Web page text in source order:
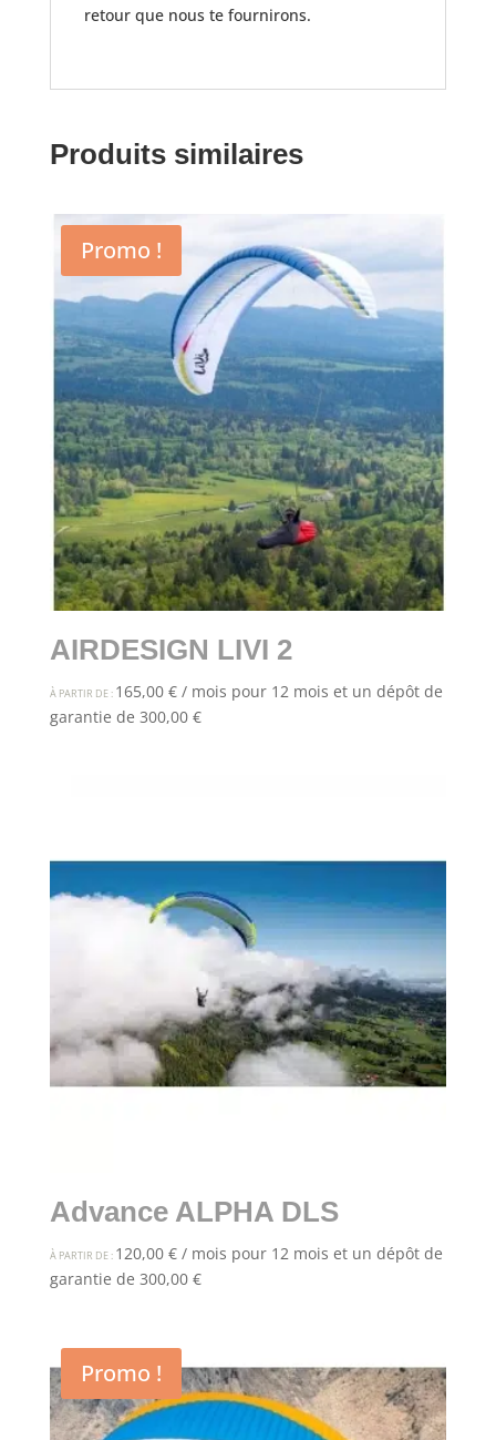
retour que nous te fournirons.
Produits similaires
Promo !
AIRDESIGN LIVI 2
À PARTIR DE : 165,00 € / mois pour 12 mois et un dépôt de
garantie de 300,00 €
Advance ALPHA DLS
À PARTIR DE : 120,00 € / mois pour 12 mois et un dépôt de
garantie de 300,00 €
Promo !